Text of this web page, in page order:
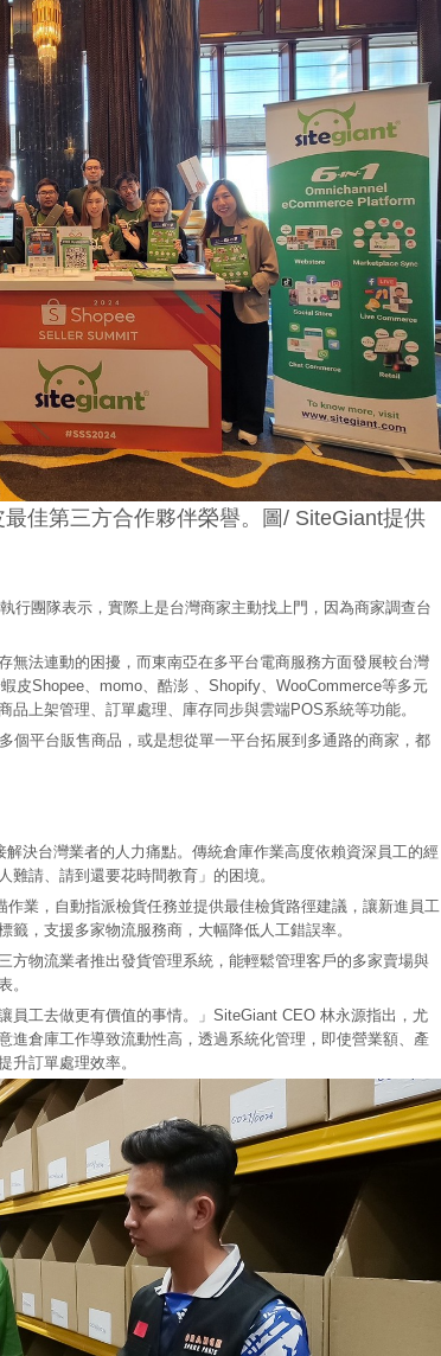
佳第三方合作夥伴榮譽。圖/ SiteGiant提供
行團隊表示，實際上是台灣商家主動找上門，因為商家調查台
無法連動的困擾，而東南亞在多平台電商服務方面發展較台灣
皮Shopee、momo、酷澎 、Shopify、WooCommerce等多元
上架管理、訂單處理、庫存同步與雲端POS系統等功能。
個平台販售商品，或是想從單一平台拓展到多通路的商家，都
決台灣業者的人力痛點。傳統倉庫作業高度依賴資深員工的經
請、請到還要花時間教育」的困境。
業，自動指派檢貨任務並提供最佳檢貨路徑建議，讓新進員工
，支援多家物流服務商，大幅降低人工錯誤率。
方物流業者推出發貨管理系統，能輕鬆管理客戶的多家賣場與
。
員工去做更有價值的事情。」SiteGiant CEO 林永源指出，尤
進倉庫工作導致流動性高，透過系統化管理，即使營業額、產
升訂單處理效率。